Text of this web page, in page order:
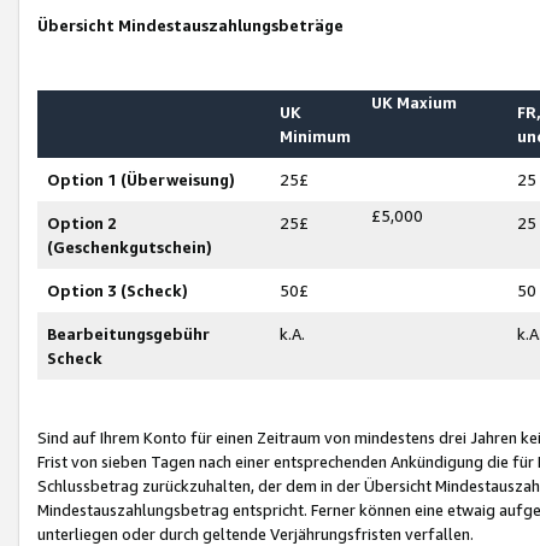
Übersicht Mindestauszahlungsbeträge
UK
Minimum
UK Maxium
Option 1 (Überweisung) 25£ 25
Option 2
(Geschenkgutschein)
25£ £5,000 25
Option 3 (Scheck) 50£ 50
Bearbeitungsgebühr
Scheck
k.A.
Sind auf Ihrem Konto für einen Zeitraum von mindestens drei Jahren
Frist von sieben Tagen nach einer entsprechenden Ankündigung die
Schlussbetrag zurückzuhalten, der dem in der Übersicht
Mindestauszahlungsbetrag entspricht. Ferner können eine etwaig
unterliegen oder durch geltende Verjährungsfristen verfallen.